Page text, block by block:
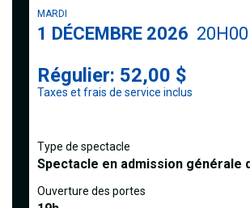
MARDI
1 DÉCEMBRE 2026 20H00
Régulier: 52,00 $
Taxes et frais de service inclus
Type de spectacle
Spectacle en admission générale
Ouverture des portes